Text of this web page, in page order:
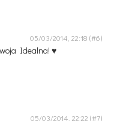
05/03/2014, 22:18
Idealna! ♥
05/03/2014, 22:22